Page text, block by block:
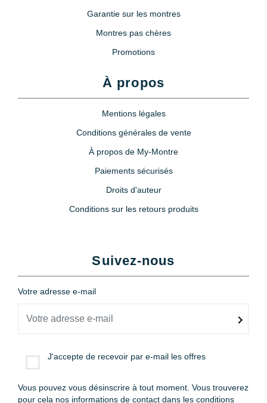
Garantie sur les montres
Montres pas chères
Promotions
À propos
Mentions légales
Conditions générales de vente
À propos de My-Montre
Paiements sécurisés
Droits d'auteur
Conditions sur les retours produits
Suivez-nous
Votre adresse e-mail
J'accepte de recevoir par e-mail les offres
Vous pouvez vous désinscrire à tout moment. Vous trouverez
pour cela nos informations de contact dans les conditions